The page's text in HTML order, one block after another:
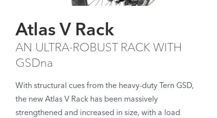
Atlas V Rack
AN ULTRA-ROBUST RACK WITH
GSDna
With structural cues from the heavy-duty Tern GSD,
the new Atlas V Rack has been massively
strengthened and increased in size, with a load